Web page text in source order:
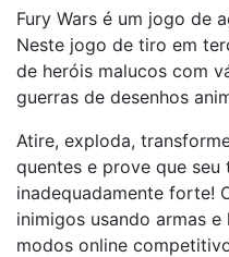
Fury Wars é um jogo de
Neste jogo de tiro em
de heróis malucos com
guerras de desenhos
Atire, exploda,
quentes e prove que seu
inadequadamente forte!
inimigos usando armas
modos online